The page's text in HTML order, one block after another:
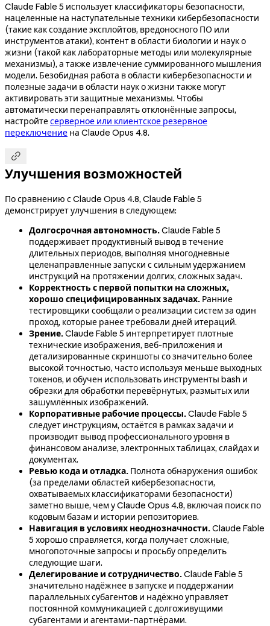
Claude Fable 5 использует классификаторы безопасности,
нацеленные на наступательные техники кибербезопасности
(такие как создание эксплойтов, вредоносного ПО или
инструментов атаки), контент в области биологии и наук о
жизни (такой как лабораторные методы или молекулярные
механизмы), а также извлечение суммированного мышления
модели. Безобидная работа в области кибербезопасности и
полезные задачи в области наук о жизни также могут
активировать эти защитные механизмы. Чтобы
автоматически перенаправлять отклонённые запросы,
настройтесерверное или клиентское резервное
переключение на Claude Opus 4.8.

Улучшения возможностей
По сравнению с Claude Opus 4.8, Claude Fable 5
демонстрирует улучшения в следующем:
Долгосрочная автономность.Claude Fable 5
поддерживает продуктивный вывод в течение
длительных периодов, выполняя многодневные
целенаправленные запуски с сильным удержанием
инструкций на протяжении долгих, сложных задач.
Корректность с первой попытки на сложных,
хорошо специфицированных задачах. Ранние
тестировщики сообщали о реализации систем за один
проход, которые ранее требовали дней итераций.
Зрение.Claude Fable 5 интерпретирует плотные
технические изображения, веб-приложения и
детализированные скриншоты со значительно более
высокой точностью, часто используя меньше выходных
токенов, и обучен использовать инструменты bash и
обрезки для обработки перевёрнутых, размытых или
зашумлённых изображений.
Корпоративные рабочие процессы.Claude Fable 5
следует инструкциям, остаётся в рамках задачи и
производит вывод профессионального уровня в
финансовом анализе, электронных таблицах, слайдах и
документах.
Ревью кода и отладка. Полнота обнаружения ошибок
(за пределами областей кибербезопасности,
охватываемых классификаторами безопасности)
заметно выше, чем у Claude Opus 4.8, включая поиск по
кодовым базам и истории репозиториев.
Навигация в условиях неоднозначности.Claude Fable
5 хорошо справляется, когда получает сложные,
многопоточные запросы и просьбу определить
следующие шаги.
Делегирование и сотрудничество.Claude Fable 5
значительно надёжнее в запуске и поддержании
параллельных субагентов и надёжно управляет
постоянной коммуникацией с долгоживущими
субагентами и агентами-партнёрами.